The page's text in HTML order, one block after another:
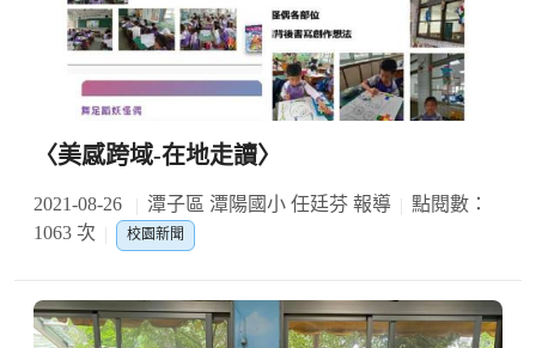
〈美感跨域-在地走讀〉
2021-08-26 潭子區 潭陽國小 任廷芬 報導
點閱數：
1063 次
校園新聞